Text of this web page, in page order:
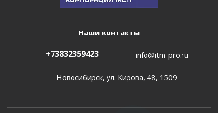
Наши контакты
+73832359423 info@itm-pro.ru
Новосибирск, ул. Кирова, 48, 1509